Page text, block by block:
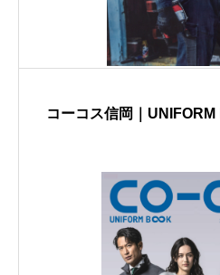
コーコス信岡｜UNIFORM